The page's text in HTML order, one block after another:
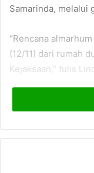
Samarinda, melalui
“Rencana
(12/11) dari rumah
Kejaksaan,” tulis
Diketahui, Sarlena
DPRD Samarinda
Samarinda
Di periode